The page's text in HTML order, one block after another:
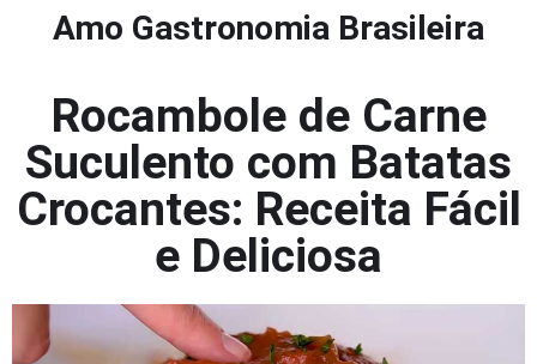
Amo Gastronomia Brasileira
Rocambole de Carne
Suculento com Batatas
Crocantes: Receita Fácil
e Deliciosa